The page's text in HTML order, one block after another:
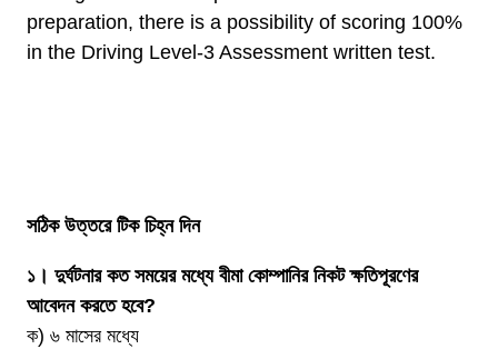
preparation, there is a possibility of scoring 100%
in the Driving Level-3 Assessment written test.
সঠিক উত্তরে টিক চিহ্ন দিন
১। দুর্ঘটনার কত সময়ের মধ্যে বীমা কোম্পানির নিকট ক্ষতিপূরণের
আবেদন করতে হবে?
ক) ৬ মাসের মধ্যে